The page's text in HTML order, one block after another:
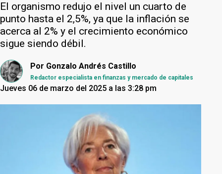
El organismo redujo el nivel un cuarto de
punto hasta el 2,5%, ya que la inflación se
acerca al 2% y el crecimiento económico
sigue siendo débil.
Por Gonzalo Andrés Castillo
Redactor especialista en finanzas y mercado de capitales
Jueves 06 de marzo del 2025 a las 3:28 pm